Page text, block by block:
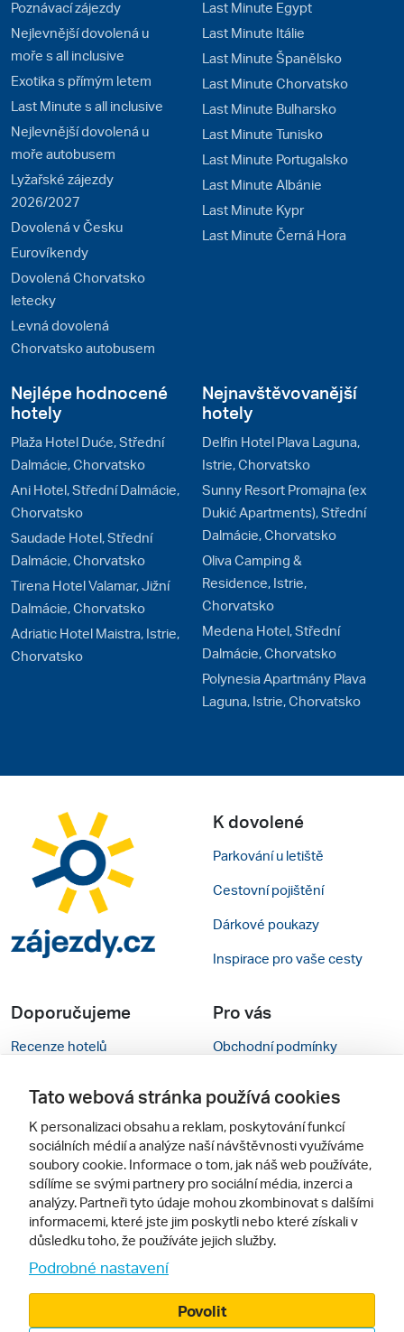
Poznávací zájezdy
Nejlevnější dovolená u
moře s all inclusive
Exotika s přímým letem
Last Minute s all inclusive
Nejlevnější dovolená u
moře autobusem
Lyžařské zájezdy
2026/2027
Dovolená v Česku
Eurovíkendy
Dovolená Chorvatsko
letecky
Levná dovolená
Chorvatsko autobusem
Last Minute Egypt
Last Minute Itálie
Last Minute Španělsko
Last Minute Chorvatsko
Last Minute Bulharsko
Last Minute Tunisko
Last Minute Portugalsko
Last Minute Albánie
Last Minute Kypr
Last Minute Černá Hora
Nejlépe hodnocené
hotely
Plaža Hotel Duće, Střední
Dalmácie, Chorvatsko
Ani Hotel, Střední Dalmácie,
Chorvatsko
Saudade Hotel, Střední
Dalmácie, Chorvatsko
Tirena Hotel Valamar, Jižní
Dalmácie, Chorvatsko
Adriatic Hotel Maistra, Istrie,
Chorvatsko
Nejnavštěvovanější
hotely
Delfin Hotel Plava Laguna,
Istrie, Chorvatsko
Sunny Resort Promajna (ex
Dukić Apartments), Střední
Dalmácie, Chorvatsko
Oliva Camping &
Residence, Istrie,
Chorvatsko
Medena Hotel, Střední
Dalmácie, Chorvatsko
Polynesia Apartmány Plava
Laguna, Istrie, Chorvatsko
K dovolené
Parkování u letiště
Cestovní pojištění
Dárkové poukazy
Inspirace pro vaše cesty
Doporučujeme
Recenze hotelů
Zájazdy.sk
Pro vás
Obchodní podmínky
Mobilní verze webu
Sledujte nás
Tato webová stránka používá cookies
K personalizaci obsahu a reklam, poskytování funkcí
sociálních médií a analýze naší návštěvnosti využíváme
soubory cookie. Informace o tom, jak náš web používáte,
sdílíme se svými partnery pro sociální média, inzerci a
analýzy. Partneři tyto údaje mohou zkombinovat s dalšími
informacemi, které jste jim poskytli nebo které získali v
důsledku toho, že používáte jejich služby.
Podrobné nastavení
Povolit